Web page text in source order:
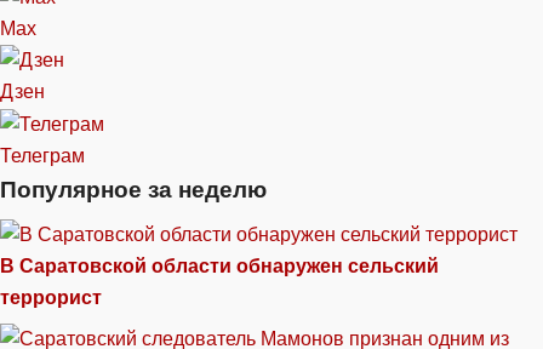
Max
Дзен
Телеграм
Популярное за неделю
В Саратовской области обнаружен сельский
террорист